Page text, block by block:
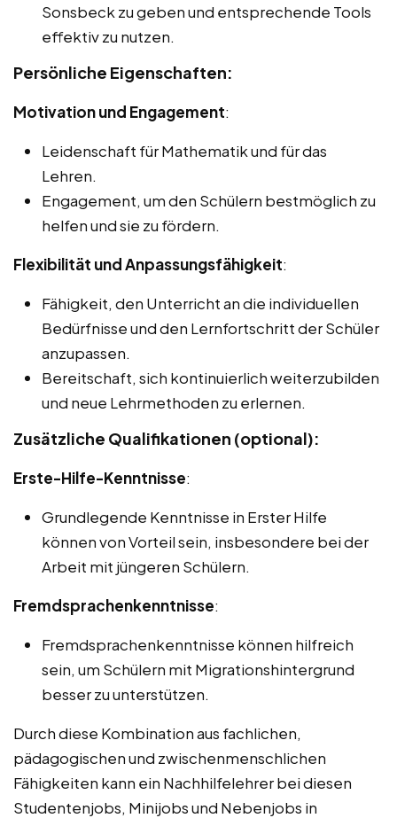
Sonsbeck zu geben und entsprechende Tools
effektiv zu nutzen.
Persönliche Eigenschaften:
Motivation und Engagement:
Leidenschaft für Mathematik und für das
Lehren.
Engagement, um den Schülern bestmöglich zu
helfen und sie zu fördern.
Flexibilität und Anpassungsfähigkeit:
Fähigkeit, den Unterricht an die individuellen
Bedürfnisse und den Lernfortschritt der Schüler
anzupassen.
Bereitschaft, sich kontinuierlich weiterzubilden
und neue Lehrmethoden zu erlernen.
Zusätzliche Qualifikationen (optional):
Erste-Hilfe-Kenntnisse:
Grundlegende Kenntnisse in Erster Hilfe
können von Vorteil sein, insbesondere bei der
Arbeit mit jüngeren Schülern.
Fremdsprachenkenntnisse:
Fremdsprachenkenntnisse können hilfreich
sein, um Schülern mit Migrationshintergrund
besser zu unterstützen.
Durch diese Kombination aus fachlichen,
pädagogischen und zwischenmenschlichen
Fähigkeiten kann ein Nachhilfelehrer bei diesen
Studentenjobs, Minijobs und Nebenjobs in